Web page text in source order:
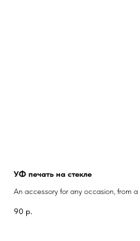
УФ печать на стекле
An accessory for any occasion, from
90 р.